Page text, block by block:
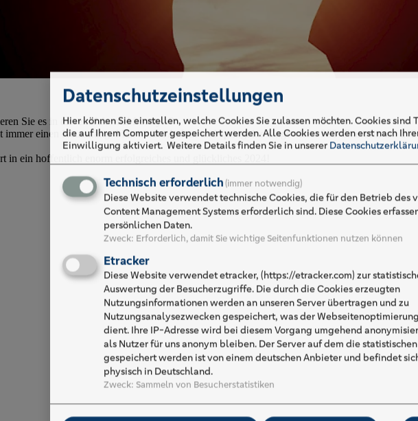
Sie es in diesem Jahr mal freestyle?
immer einen Neuanfang. Man nimmt Anlauf und springt ins Ungewisse: 365 Chancen, um
in ein hoffentlich enorm erfolgreiches und glückliches 2024!
Datenschutzeinstellungen
Hier können Sie einstellen, welche Cookies Sie zulassen möchten. Cookies sind
die auf Ihrem Computer gespeichert werden. Alle Cookies werden erst nach
Einwilligung aktiviert. Weitere Details finden Sie in unserer
Technisch erforderlich (immer notwendig)
Diese Website verwendet technische Cookies, die für den Betrieb des
Content Management Systems erforderlich sind. Diese Cookies
persönlichen Daten.
Zweck: Erforderlich, damit Sie wichtige Seitenfunktionen nutzen können
Etracker
Diese Website verwendet etracker, (https://etracker.com) zur
Auswertung der Besucherzugriffe. Die durch die Cookies erzeugten
Nutzungsinformationen werden an unseren Server übertragen und zu
Nutzungsanalysezwecken gespeichert, was der
dient. Ihre IP-Adresse wird bei diesem Vorgang umgehend
als Nutzer für uns anonym bleiben. Der Server auf dem die
gespeichert werden ist von einem deutschen Anbieter und befindet
physisch in Deutschland.
Zweck: Sammeln von Besucherstatistiken